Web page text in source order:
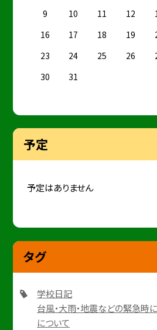
9
10 11 12
16
17 18 19
23
24 25 26
30
31
予定
予定はありません
タグ
学校日記
台風・大雨・地震などの緊急時
について